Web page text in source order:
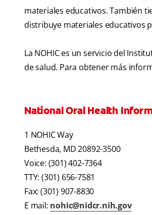
materiales educativos. También
distribuye materiales educativos
La NOHIC es un servicio del
de salud. Para obtener más
National Oral Health
1 NOHIC Way
Bethesda, MD 20892-3500
Voice: (301) 402-7364
TTY: (301) 656-7581
Fax: (301) 907-8830
E mail: nohic@nidcr.nih.gov